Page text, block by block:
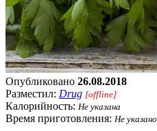
Опубликовано 26.08.2018
Разместил: Drug [offline]
Калорийность: Не указана
Время приготовления: Не указано